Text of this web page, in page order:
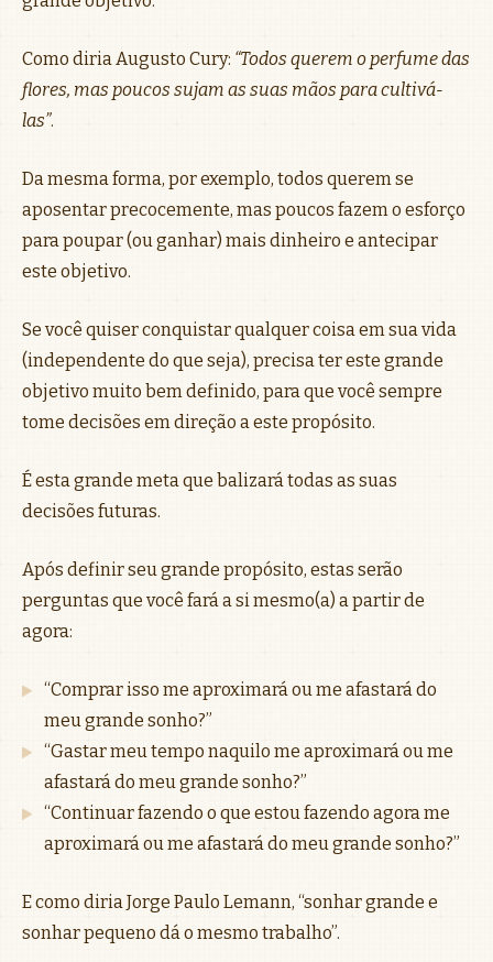
Como diria Augusto Cury: “Todos querem o perfume das
flores, mas poucos sujam as suas mãos para cultivá-
las”.
Da mesma forma, por exemplo, todos querem se
aposentar precocemente, mas poucos fazem o esforço
para poupar (ou ganhar) mais dinheiro e antecipar
este objetivo.
Se você quiser conquistar qualquer coisa em sua vida
(independente do que seja), precisa ter este grande
objetivo muito bem definido, para que você sempre
tome decisões em direção a este propósito.
É esta grande meta que balizará todas as suas
decisões futuras.
Após definir seu grande propósito, estas serão
perguntas que você fará a si mesmo(a) a partir de
agora:
“Comprar isso me aproximará ou me afastará do
meu grande sonho?”
“Gastar meu tempo naquilo me aproximará ou me
afastará do meu grande sonho?”
“Continuar fazendo o que estou fazendo agora me
aproximará ou me afastará do meu grande sonho?”
E como diria Jorge Paulo Lemann, “sonhar grande e
sonhar pequeno dá o mesmo trabalho”.